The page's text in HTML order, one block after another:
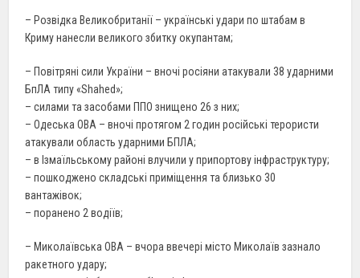
– Розвідка Великобританії – українські удари по штабам в
Криму нанесли великого збитку окупантам;
– Повітряні сили України – вночі росіяни атакували 38 ударними
БпЛА типу «Shahed»;
– силами та засобами ППО знищено 26 з них;
– Одеська ОВА – вночі протягом 2 годин російські терористи
атакували область ударними БПЛА;
– в Ізмаїльському районі влучили у припортову інфраструктуру;
– пошкоджено складські приміщення та близько 30
вантажівок;
– поранено 2 водіїв;
– Миколаївська ОВА – вчора ввечері місто Миколаїв зазнало
ракетного удару;